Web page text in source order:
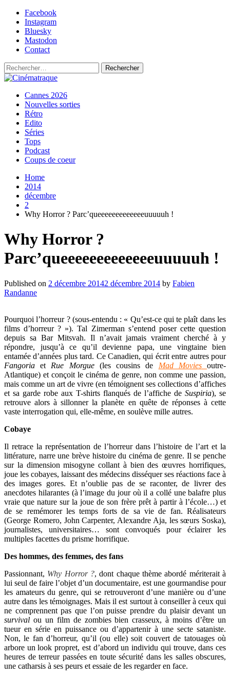
Skip
content
Facebook
Instagram
Bluesky
Mastodon
Contact
Rechercher :
Cinématraque
Si on avait du talent, on ferait des films
Primary
Menu
Cannes 2026
Nouvelles sorties
Rétro
Edito
Séries
Tops
Podcast
Coups de coeur
Home
2014
décembre
2
Why Horror ? Parc’queeeeeeeeeeeeeuuuuuh !
Why Horror ?
Parc’queeeeeeeeeeeeeuuuuuh !
Published on 2 décembre 20142 décembre 2014 by Fabien
Randanne
Pourquoi l’horreur ? (sous-entendu : « Qu’est-ce qui te plaît dans les
films d’horreur ? »). Tal Zimerman s’entend poser cette question
depuis sa Bar Mitsvah. Il n’avait jamais vraiment cherché à y
répondre, jusqu’à ce qu’il devienne papa, une vingtaine bien
entamée d’années plus tard. Ce Canadien, qui écrit entre autres pour
Fangoriaet Rue Morgue(les cousins de Mad Movies
outre-
Atlantique) et conçoit le cinéma de genre, non comme une passion,
mais comme un art de vivre (en témoignent ses collections d’affiches
et sa garde robe aux T-shirts flanqués de l’affiche de Suspiria), se
retrouve alors à sillonner la planète en quête de réponses à cette
vaste interrogation qui, elle-même, en soulève mille autres.
Cobaye
Il retrace la représentation de l’horreur dans l’histoire de l’art et la
littérature, narre une brève histoire du cinéma de genre. Il se penche
sur la dimension misogyne collant à bien des œuvres horrifiques,
joue les cobayes, laissant des médecins disséquer ses réactions face à
des images gores. Et n’oublie pas de se raconter, de livrer des
anecdotes hilarantes (à l’image du jour où il a collé une balafre plus
vraie que nature sur la joue de son frère prêt à partir à l’école…) et
de se remémorer les temps forts de sa vie de fan. Réalisateurs
(George Romero, John Carpenter, Alexandre Aja, les sœurs Soska),
journalistes, universitaires… sont convoqués pour éclairer les
multiples facettes du prisme horrifique.
Des hommes, des femmes, des fans
Passionnant, Why Horror ?, dont chaque thème abordé mériterait à
lui seul de faire l’objet d’un documentaire, est une gourmandise pour
les amateurs du genre, qui se retrouveront d’une manière ou d’une
autre dans les témoignages. Mais il est surtout à conseiller à ceux qui
ne comprennent pas que l’on puisse prendre du plaisir devant un
survival ou un film de zombies bien crasseux, à moins d’être un
tueur en série en puissance ou d’appartenir à une secte sataniste.
Non, le fan d’horreur, qu’il (ou elle) soit couvert de tatouages où
arbore un look propret, est d’abord un individu qui trouve, dans ces
heures de terreur passées en toute sécurité dans les salles obscures,
une catharsis à ses peurs et essaie de les regarder en face.